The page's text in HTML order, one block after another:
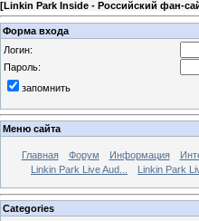
[Linkin Park Inside - Российский фан-
Форма входа
Логин:
Пароль:
запомнить
Меню сайта
Главная Форум Информация
Linkin Park Live Aud...
Linkin Park
Categories